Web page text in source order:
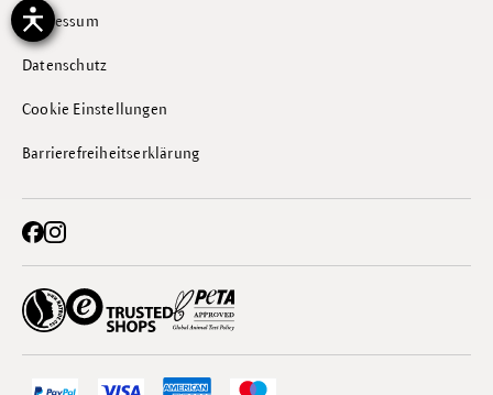
Impressum
Datenschutz
Cookie Einstellungen
Barrierefreiheitserklärung